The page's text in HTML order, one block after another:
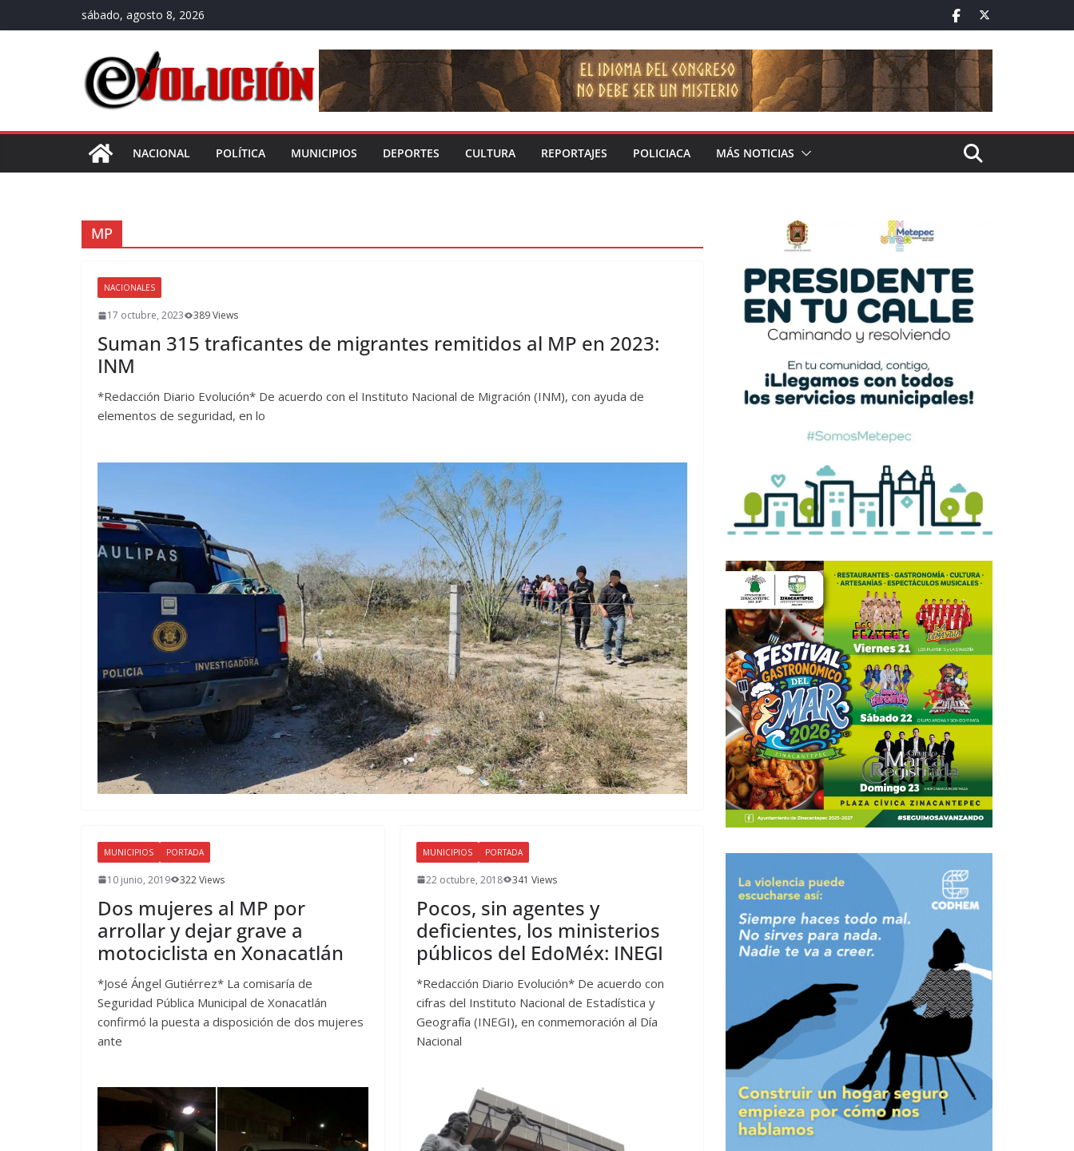
al
sábado, agosto 8, 2026
NACIONAL POLÍTICA MUNICIPIOS DEPORTES CULTURA REPORTAJES POLICIACA MÁS NOTICIAS
MP
NACIONALES
17 octubre, 2023 389 Views
Suman 315 traficantes de migrantes remitidos al MP en 2023:
INM
*Redacción Diario Evolución* De acuerdo con el Instituto Nacional de Migración (INM), con ayuda de
elementos de seguridad, en lo
MUNICIPIOS PORTADA
10 junio, 2019 322 Views
Dos mujeres al MP por
arrollar y dejar grave a
motociclista en Xonacatlán
*José Ángel Gutiérrez* La comisaría de
Seguridad Pública Municipal de Xonacatlán
confirmó la puesta a disposición de dos mujeres
ante
MUNICIPIOS PORTADA
22 octubre, 2018 341 Views
Pocos, sin agentes y
deficientes, los ministerios
públicos del EdoMéx: INEGI
*Redacción Diario Evolución* De acuerdo con
cifras del Instituto Nacional de Estadística y
Geografía (INEGI), en conmemoración al Día
Nacional